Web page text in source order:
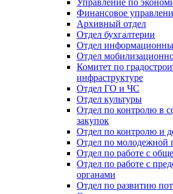
Финансовое
Архивный отдел
Отдел бухгалтерии
Отдел
Отдел
Комитет по
инфраструктуре
Отдел ГО и ЧС
Отдел культуры
Отдел по контролю в
закупок
Отдел по контролю и
Отдел по молодежной
Отдел по работе с
Отдел по работе с
органами
Отдел по развитию